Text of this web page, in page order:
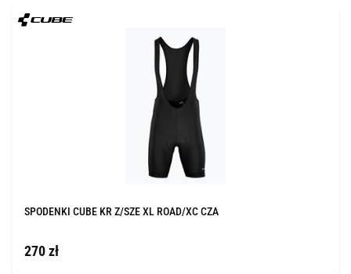
SPODENKI CUBE KR Z/SZE XL ROAD/XC CZA
270 zł